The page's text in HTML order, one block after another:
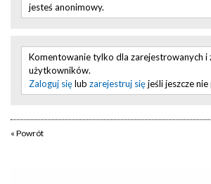
jesteś anonimowy.
Komentowanie tylko dla zarejestrowanych i
użytkowników.
Zaloguj sięlub zarejestruj sięjeśli jeszcze
« Powrót